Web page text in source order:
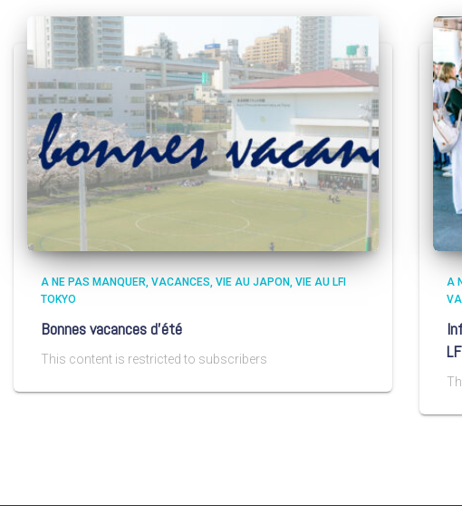
A NE PAS MANQUER VACANCES VIE AU JAPON VIE AU LFI
TOKYO
Bonnes vacances d’été
This content is restricted to subscribers
A